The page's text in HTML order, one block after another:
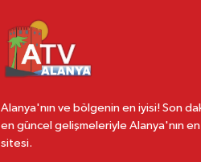
Alanya'nın ve bölgenin en iyisi! Son
en güncel gelişmeleriyle Alanya'nın en
sitesi.